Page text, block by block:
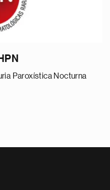
Paroxística Nocturna